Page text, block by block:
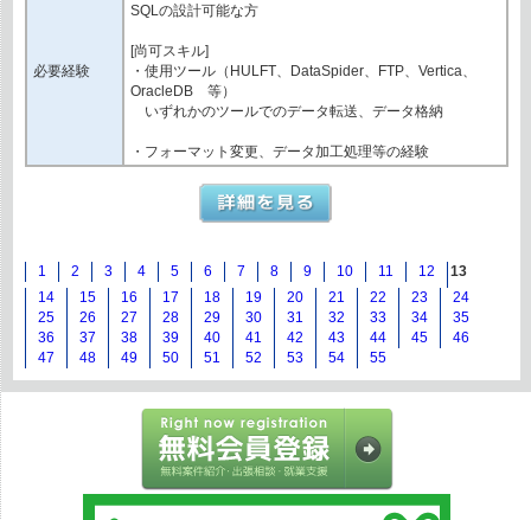
必要経験
SQLの設計可能な方
[尚可スキル]
・使用ツール（HULFT、DataSpider、FTP、Vertica、
OracleDB 等）
いずれかのツールでのデータ転送、データ格納
・フォーマット変更、データ加工処理等の経験
1 2 3 4 5 6 7 8 9 10 11 12
13
14
15 16 17 18 19 20 21 22 23
24
25
26 27 28 29 30 31 32 33 34
35
36
37 38 39 40 41 42 43 44 45
46
47
48 49 50 51 52 53 54 55